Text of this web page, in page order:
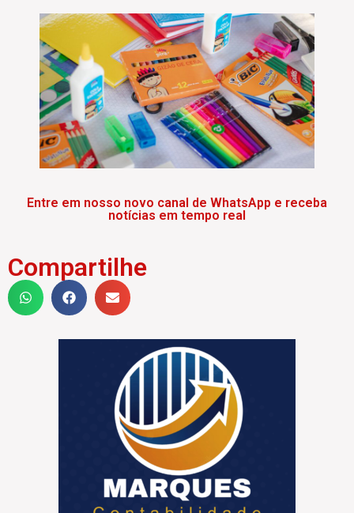
Entre em nosso novo canal de WhatsApp e receba
notícias em tempo real
Compartilhe